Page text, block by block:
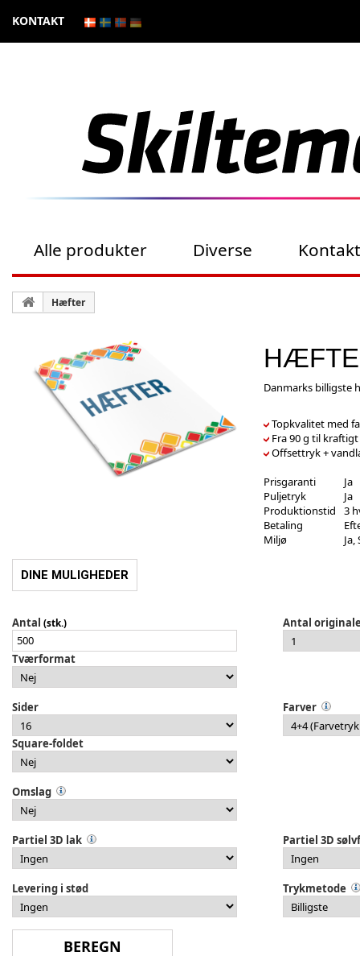
KONTAKT
Alle produkter Diverse
Hæfter
Danmarks billigste
Topkvalitet med
Fra 90 g til kraftigt
Offsettryk +
Prisgaranti
Ja
Puljetryk
Ja
Produktionstid
3
Betaling
Miljø
DINE MULIGHEDER
Antal (stk.) Antal
Tværformat
Sider Farver
Square-foldet
Omslag
Partiel 3D lak Partiel 3D
Levering i stød Trykmetode